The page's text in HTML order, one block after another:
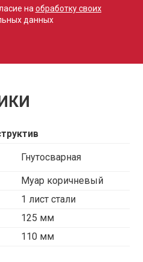
на обработку своих
данных
Гнутосварная
Муар коричневый
1 лист стали
125 мм
110 мм